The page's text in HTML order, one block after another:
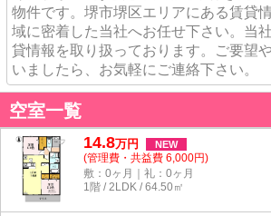
物件です。堺市堺区エリアにある賃貸
域に密着した当社へお任せ下さい。当
貸情報を取り扱っております。ご要望
いましたら、お気軽にご連絡下さい。
空室一覧
14.8万円 NEW
(管理費・共益費 6,000円)
敷：0ヶ月｜礼：0ヶ月
1階 / 2LDK / 64.50㎡